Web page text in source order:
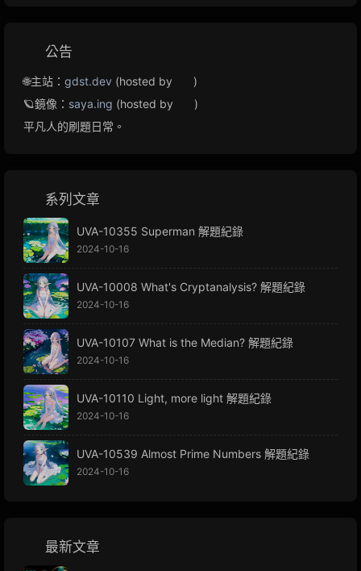
公告
🌐主站： gdst.dev (hosted by
)
🪐鏡像： saya.ing (hosted by
)
平凡人的刷題日常。
系列文章
UVA-10355 Superman 解題紀錄
2024-10-16
UVA-10008 What's Cryptanalysis? 解題紀錄
2024-10-16
UVA-10107 What is the Median? 解題紀錄
2024-10-16
UVA-10110 Light, more light 解題紀錄
2024-10-16
UVA-10539 Almost Prime Numbers 解題紀錄
2024-10-16
最新文章